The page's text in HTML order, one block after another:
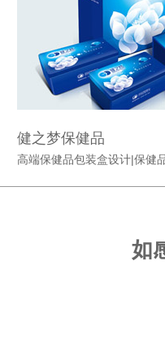
健之梦保健品
高端保健品包装盒设计|保健
如